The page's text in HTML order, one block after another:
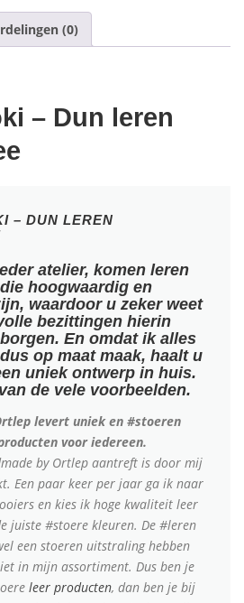
(0)
– Dun leren
– DUN LEREN
atelier, komen leren
hoogwaardig en
waardoor u zeker weet
bezittingen hierin
En omdat ik alles
op maat maak, haalt u
uniek ontwerp in huis.
de vele voorbeelden.
levert uniek en #stoeren
voor iedereen.
by Ortlep aantreft is door mij
Een paar keer per jaar ga ik naar
en kies ik hoge kwaliteit leer
juiste #stoere kleuren. De #leren
een stoeren uitstraling hebben
in mijn assortiment. Dus ben je
leer producten, dan ben je bij